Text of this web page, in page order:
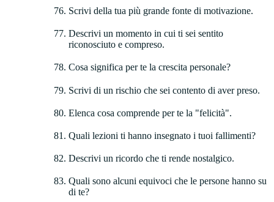
Scrivi della tua più grande fonte di motivazione.
Descrivi un momento in cui ti sei sentito
riconosciuto e compreso.
Cosa significa per te la crescita personale?
Scrivi di un rischio che sei contento di aver preso.
Elenca cosa comprende per te la "felicità".
Quali lezioni ti hanno insegnato i tuoi fallimenti?
Descrivi un ricordo che ti rende nostalgico.
Quali sono alcuni equivoci che le persone hanno su
di te?